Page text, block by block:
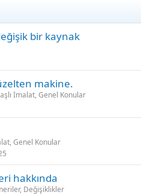
bir kaynak
makine.
İmalat, Genel Konular
Genel Konular
hakkında
Değişiklikler